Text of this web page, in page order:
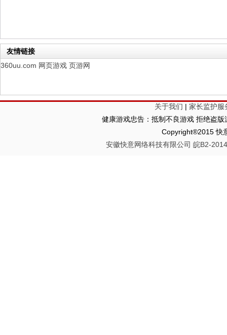
权力的游戏
新服新服 今日 9:00
友情链接
360uu.com 网页游戏 页游网
关于我们 | 家长监护服
健康游戏忠告：抵制不良游戏 拒绝盗
Copyright®2015 快
安徽快意网络科技有限公司 皖B2-